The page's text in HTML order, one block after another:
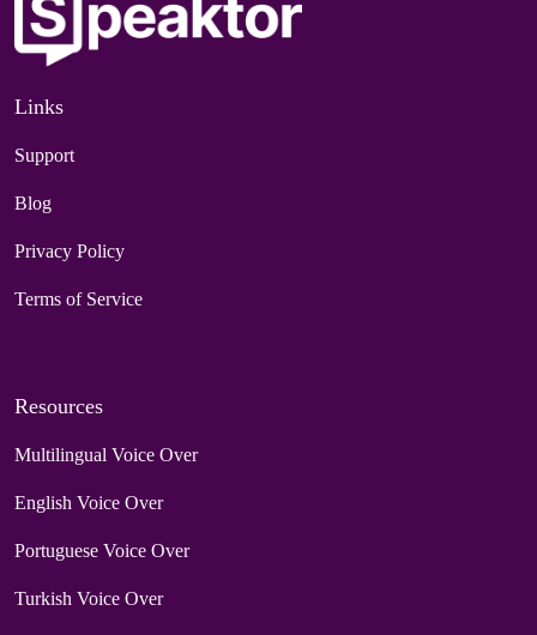
Links
Support
Blog
Privacy Policy
Terms of Service
Resources
Multilingual Voice Over
English Voice Over
Portuguese Voice Over
Turkish Voice Over